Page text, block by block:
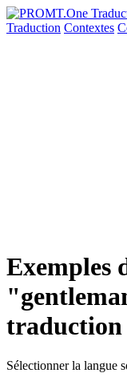
Traduction Contextes
Exemples
Sélectionner la langue